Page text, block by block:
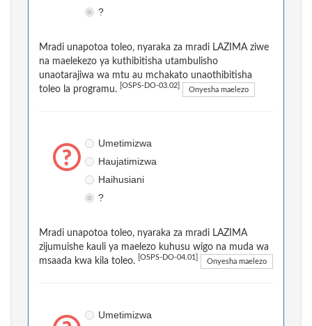
?
Mradi unapotoa toleo, nyaraka za mradi LAZIMA ziwe
na maelekezo ya kuthibitisha utambulisho
unaotarajiwa wa mtu au mchakato unaothibitisha
toleo la programu.
[OSPS-DO-03.02] Onyesha maelezo
Umetimizwa
Haujatimizwa
Haihusiani
?
Mradi unapotoa toleo, nyaraka za mradi LAZIMA
zijumuishe kauli ya maelezo kuhusu wigo na muda wa
msaada kwa kila toleo.
[OSPS-DO-04.01] Onyesha maelezo
Umetimizwa